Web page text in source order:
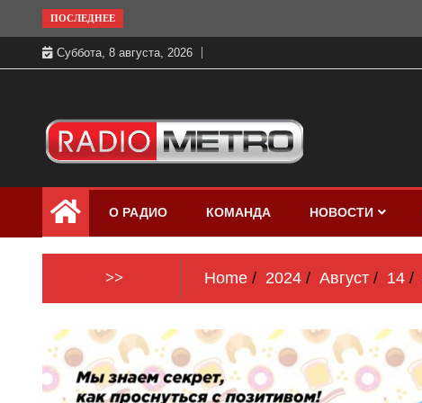
to
content
ПОСЛЕДНЕЕ
Суббота, 8 августа, 2026
Радио МЕТРО
бесплатно в хорошем качестве Санкт-
Петербург и Россия
О РАДИО КОМАНДА НОВОСТИ
>> Home 2024 Август 14